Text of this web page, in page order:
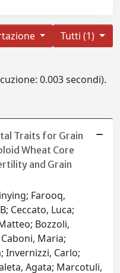
Tutti (1)
0.003 secondi).
Traits for Grain
Wheat Core
and Grain
Farooq,
Ceccato, Luca;
Bozzoli,
Maria;
Invernizzi, Carlo;
Agata; Marcotuli,